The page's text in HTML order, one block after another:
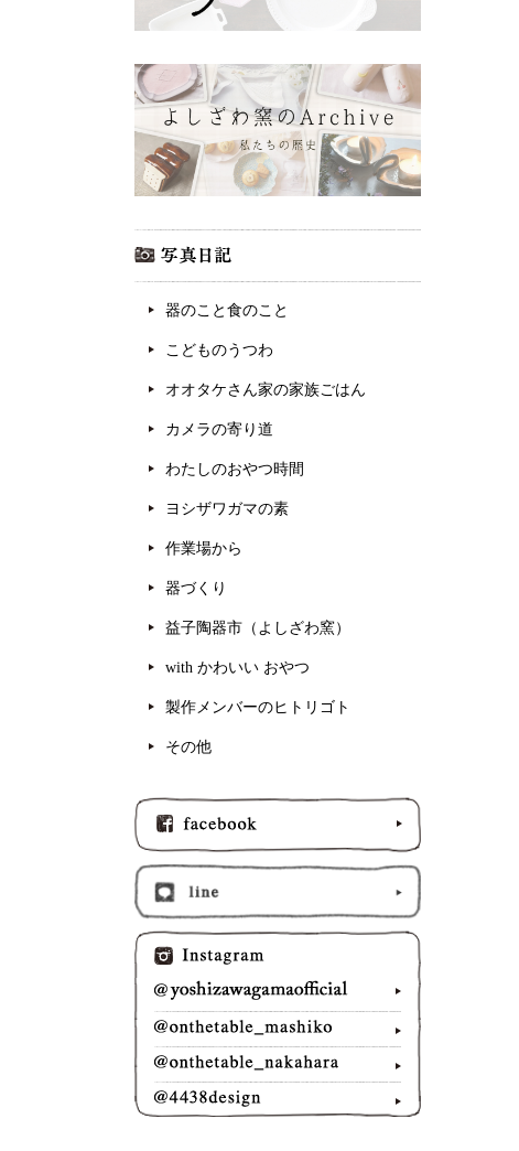
器のこと食のこと
こどものうつわ
オオタケさん家の家族ごはん
カメラの寄り道
わたしのおやつ時間
ヨシザワガマの素
作業場から
器づくり
益子陶器市（よしざわ窯）
with かわいい おやつ
製作メンバーのヒトリゴト
その他